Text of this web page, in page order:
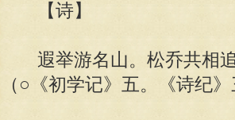
【诗】
遐举游名山。松乔共相追
（○《初学记》五。《诗纪